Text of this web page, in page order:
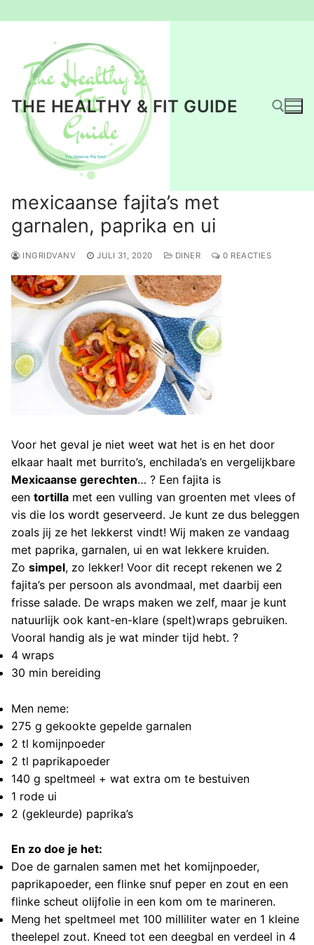
inhoud
THE HEALTHY & FIT GUIDE
mexicaanse fajita’s met
garnalen, paprika en ui
INGRIDVANV JULI 31, 2020 DINER 0 REACTIES
Voor het geval je niet weet wat het is en het door
elkaar haalt met burrito’s, enchilada’s en vergelijkbare
Mexicaanse gerechten… ? Een fajita is
een tortilla met een vulling van groenten met vlees of
vis die los wordt geserveerd. Je kunt ze dus beleggen
zoals jij ze het lekkerst vindt! Wij maken ze vandaag
met paprika, garnalen, ui en wat lekkere kruiden.
Zo simpel, zo lekker! Voor dit recept rekenen we 2
fajita’s per persoon als avondmaal, met daarbij een
frisse salade. De wraps maken we zelf, maar je kunt
natuurlijk ook kant-en-klare (spelt)wraps gebruiken.
Vooral handig als je wat minder tijd hebt. ?
4 wraps
30 min bereiding
Men neme:
275 g gekookte gepelde garnalen
2 tl komijnpoeder
2 tl paprikapoeder
140 g speltmeel + wat extra om te bestuiven
1 rode ui
2 (gekleurde) paprika’s
En zo doe je het:
Doe de garnalen samen met het komijnpoeder,
paprikapoeder, een flinke snuf peper en zout en een
flinke scheut olijfolie in een kom om te marineren.
Meng het speltmeel met 100 milliliter water en 1 kleine
theelepel zout. Kneed tot een deegbal en verdeel in 4